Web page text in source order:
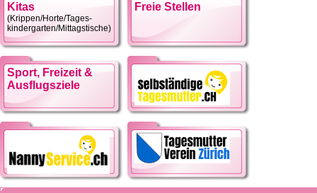
Kitas
(Krippen/Horte/Tages-
kindergarten/Mittagstische)
Freie Stellen
Sport, Freizeit &
Ausflugsziele